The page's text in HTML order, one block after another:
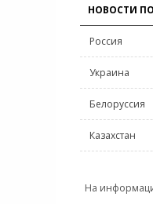
НОВОСТИ
Россия
Украина
Белоруссия
Казахстан
На